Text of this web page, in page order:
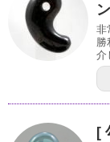
非
勝
介
[